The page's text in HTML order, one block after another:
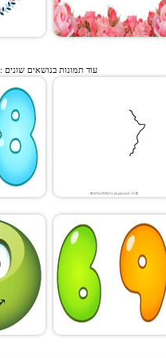
עוד תמונות בנושאים שונים :